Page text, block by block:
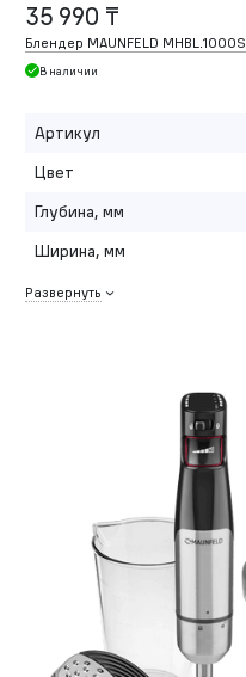
35 990 ₸
Блендер MAUNFELD MHBL.1000S
В наличии
Артикул
Цвет
Глубина, мм
Ширина, мм
Развернуть